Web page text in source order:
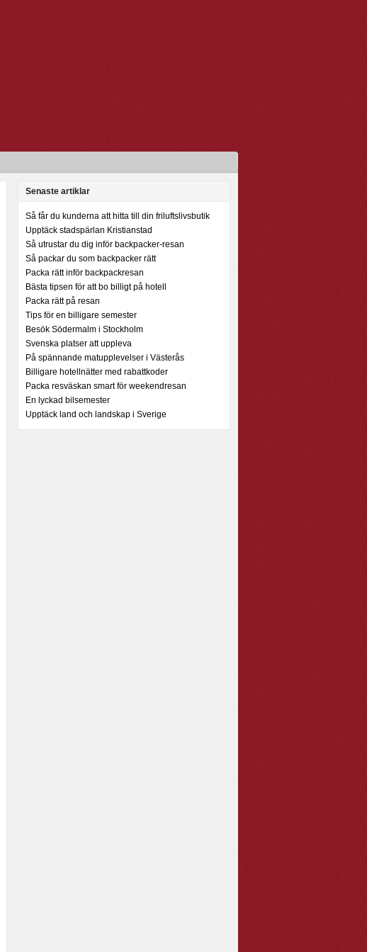
Senaste artiklar
Så får du kunderna att hitta till din friluftslivsbutik
Upptäck stadspärlan Kristianstad
Så utrustar du dig inför backpacker-resan
Så packar du som backpacker rätt
Packa rätt inför backpackresan
Bästa tipsen för att bo billigt på hotell
Packa rätt på resan
Tips för en billigare semester
Besök Södermalm i Stockholm
Svenska platser att uppleva
På spännande matupplevelser i Västerås
Billigare hotellnätter med rabattkoder
Packa resväskan smart för weekendresan
En lyckad bilsemester
Upptäck land och landskap i Sverige